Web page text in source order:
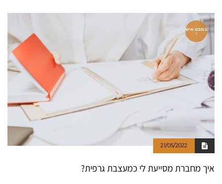
במבט איש
י
21/05/2022
איך מחברת מסייעת לי כמעצבת גרפית?